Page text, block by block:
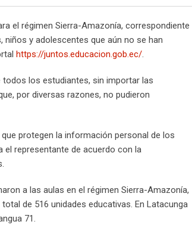
el régimen Sierra-Amazonía, correspondiente
niños y adolescentes que aún no se han
https://juntos.educacion.gob.ec/.
todos los estudiantes, sin importar las
por diversas razones, no pudieron
protegen la información personal de los
el representante de acuerdo con la
a las aulas en el régimen Sierra-Amazonía,
de 516 unidades educativas. En Latacunga
71.